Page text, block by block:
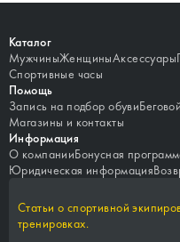
Каталог
МужчиныЖенщиныАксессуары
Спортивные часы
Помощь
Запись на подбор обуви
Магазины и контакты
Информация
О компанииБонусная
Юридическая информация
Статьи о спортивной
тренировках.